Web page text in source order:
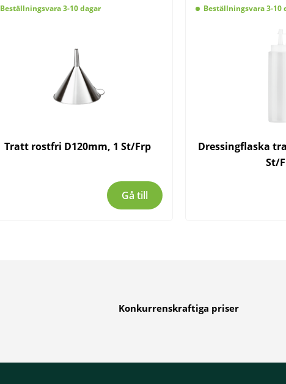
Beställningsvara 3-10 dagar
Tratt rostfri D120mm, 1 St/Frp
Gå till
Beställningsvara 3-10
Dressingflaska
St/
Konkurrenskraftiga priser